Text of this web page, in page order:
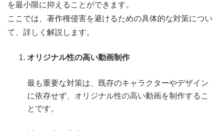
を最小限に抑えることができます。
ここでは、著作権侵害を避けるための具体的な対策につい
て、詳しく解説します。
オリジナル性の高い動画制作
最も重要な対策は、既存のキャラクターやデザイン
に依存せず、オリジナル性の高い動画を制作するこ
とです。